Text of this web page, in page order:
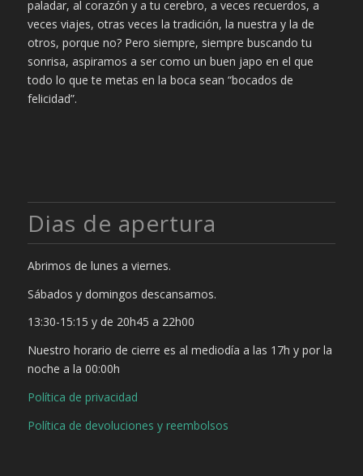
paladar, al corazón y a tu cerebro, a veces recuerdos, a
veces viajes, otras veces la tradición, la nuestra y la de
otros, porque no? Pero siempre, siempre buscando tu
sonrisa, aspiramos a ser como un buen japo en el que
todo lo que te metas en la boca sean “bocados de
felicidad”.
Dias de apertura
Abrimos de lunes a viernes.
Sábados y domingos descansamos.
13:30-15:15 y de 20h45 a 22h00
Nuestro horario de cierre es al mediodía a las 17h y por la
noche a la 00:00h
Política de privacidad
Política de devoluciones y reembolsos